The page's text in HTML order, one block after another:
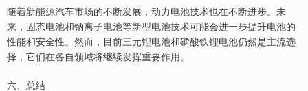
随着新能源汽车市场的不断发展，动力电池技术也在不断进步。未
来，固态电池和钠离子电池等新型电池技术可能会进一步提升电池的
性能和安全性。然而，目前三元锂电池和磷酸铁锂电池仍然是主流选
择，它们在各自领域将继续发挥重要作用。
六、总结